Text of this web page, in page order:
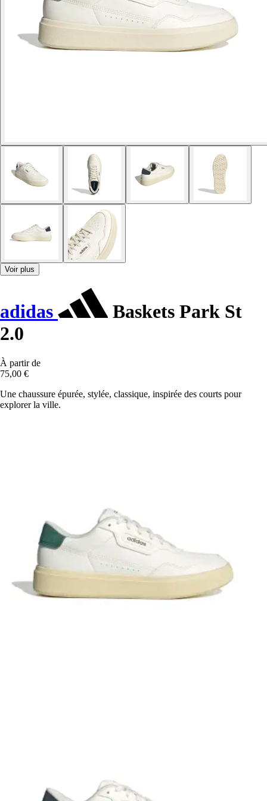
Voir plus
adidas
Baskets Park St
2.0
À partir de
75,00 €
Une chaussure épurée, stylée, classique, inspirée des courts pour
explorer la ville.